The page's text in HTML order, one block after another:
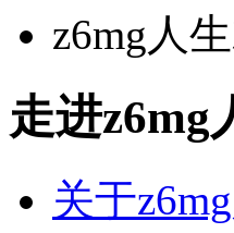
z6mg人
走进z6mg
关于